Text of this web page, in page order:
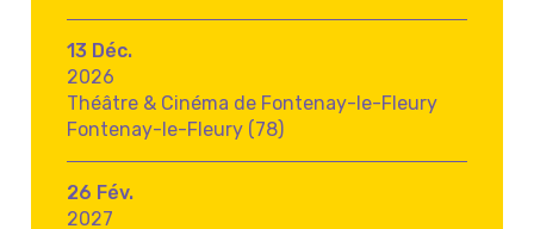
13 Déc.
2026
Théâtre & Cinéma de Fontenay-le-Fleury
Fontenay-le-Fleury (78)
26 Fév.
2027